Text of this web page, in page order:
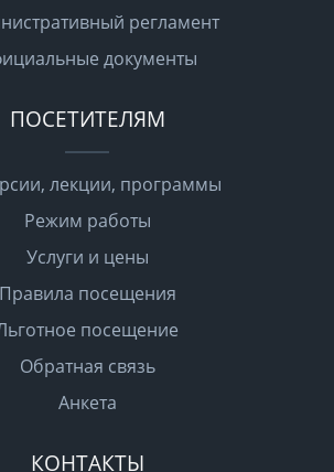
регламент
документы
ПОСЕТИТЕЛЯМ
лекции, программы
Режим работы
Услуги и цены
Правила посещения
посещение
Обратная связь
Анкета
КОНТАКТЫ